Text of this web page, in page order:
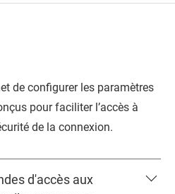
de configurer les paramètres
pour faciliter l’accès à
de la connexion.
d'accès aux